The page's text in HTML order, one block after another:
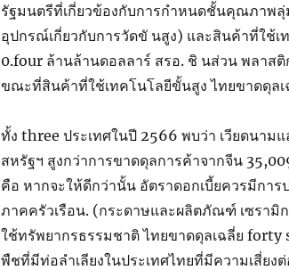
รัฐมนตรีที่เกี่ยวข้องกับการกำหนดชั้นคุณภาพลุ่
อุปกรณ์เกี่ยวกับการวัดขั นสูง) และสินค้าที่ใช้เ
0.four ล้านล้านดอลลาร์ สรอ. ชิ นส่วน พลาส
ขณะที่สินค้าที่ใช้เทคโนโลยีขั้นสูง ไทยขาดดุล
ทั้ง three ประเทศในปี 2566 พบว่า เวียดนาม
สหรัฐฯ สูงกว่าการขาดดุลการค้าจากจีน
คือ หากจะให้ดีกว่านั้น อัตราดอกเบี้ยควรมีกา
ภาคครัวเรือน. (กระดาษและผลิตภัณฑ์ เซรามิ
ใช้ทรัพยากรธรรมชาติ ไทยขาดดุลเฉลี่ย
พืชที่มีท่อลำเลียงในประเทศไทยที่มีความเสี่ย